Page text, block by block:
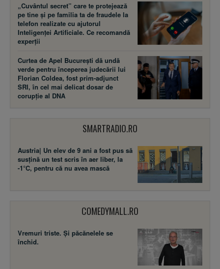
„Cuvântul secret” care te protejează
pe tine și pe familia ta de fraudele la
telefon realizate cu ajutorul
Inteligenței Artificiale. Ce recomandă
experții
Curtea de Apel București dă undă
verde pentru începerea judecării lui
Florian Coldea, fost prim-adjunct
SRI, în cel mai delicat dosar de
corupție al DNA
SMARTRADIO.RO
Austria| Un elev de 9 ani a fost pus să
susţină un test scris în aer liber, la
-1°C, pentru că nu avea mască
COMEDYMALL.RO
Vremuri triste. Şi păcănelele se
închid.